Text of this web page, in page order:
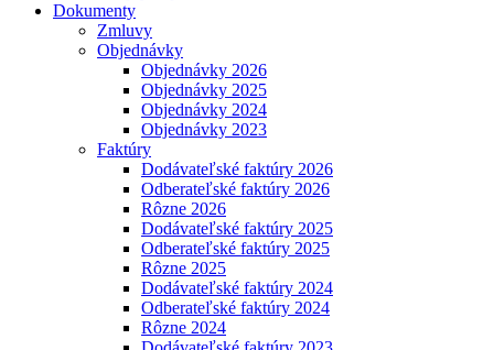
Dokumenty
Zmluvy
Objednávky
Objednávky 2026
Objednávky 2025
Objednávky 2024
Objednávky 2023
Faktúry
Dodávateľské faktúry 2026
Odberateľské faktúry 2026
Rôzne 2026
Dodávateľské faktúry 2025
Odberateľské faktúry 2025
Rôzne 2025
Dodávateľské faktúry 2024
Odberateľské faktúry 2024
Rôzne 2024